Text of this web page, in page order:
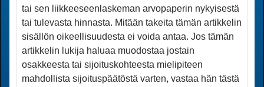
tai sen liikkeeseenlaskeman arvopaperin nykyisestä
tai tulevasta hinnasta. Mitään takeita tämän artikkelin
sisällön oikeel­lisuudesta ei voida antaa. Jos tämän
artikkelin lukija haluaa muodostaa jostain
osakkeesta tai sijoitus­kohteesta mielipiteen
mahdollista sijoituspäätöstä varten, vastaa hän tästä